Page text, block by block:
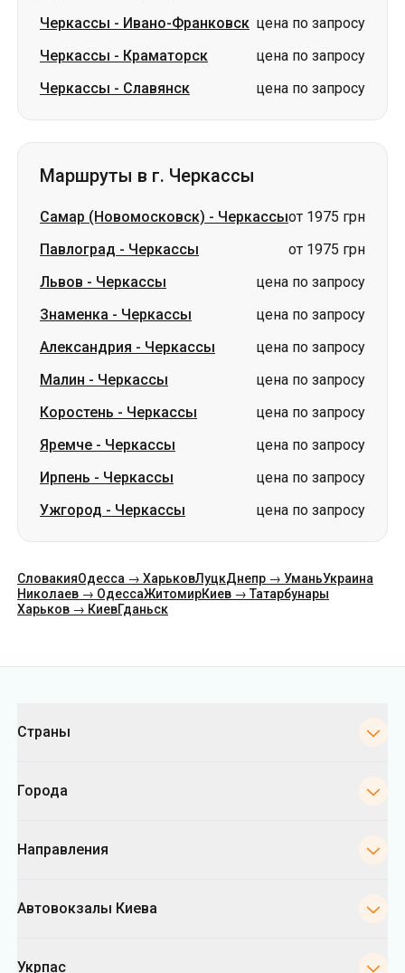
Черкассы - Ивано-Франковск цена по запросу
Черкассы - Краматорск
цена по запросу
Черкассы - Славянск цена по запросу
Маршруты в г. Черкассы
Самар (Новомосковск) - Черкассыот 1975 грн
Павлоград - Черкассы
от 1975 грн
Львов - Черкассы
цена по запросу
Знаменка - Черкассы
цена по запросу
Александрия - Черкассы
цена по запросу
Малин - Черкассы
цена по запросу
Коростень - Черкассы
цена по запросу
Яремче - Черкассы
цена по запросу
Ирпень - Черкассы
цена по запросу
Ужгород - Черкассы цена по запросу
СловакияОдесса → ХарьковЛуцкДнепр → УманьУкраина
Николаев → ОдессаЖитомирКиев → Татарбунары
Харьков → КиевГданьск
Страны
Города
Направления
Автовокзалы Киева
Укрпас